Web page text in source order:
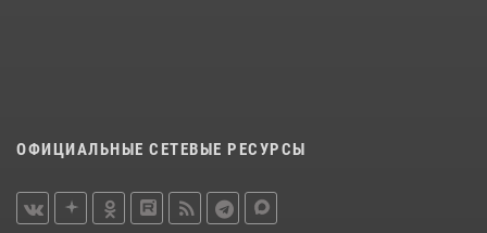
ОФИЦИАЛЬНЫЕ СЕТЕВЫЕ РЕСУРСЫ